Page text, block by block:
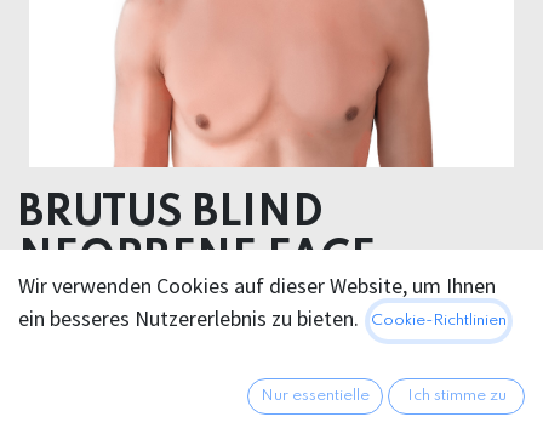
BRUTUS BLIND
NEOPRENE FACE
FUCKER HOOD
Alle Preise inkl. MwSt.zzgl.
Wir verwenden Cookies auf dieser Website, um Ihnen
ein besseres Nutzererlebnis zu bieten.
Cookie-Richtlinien
Nur essentielle Ich stimme zu